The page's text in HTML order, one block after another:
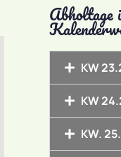
Abholtage
KW
KW
KW.